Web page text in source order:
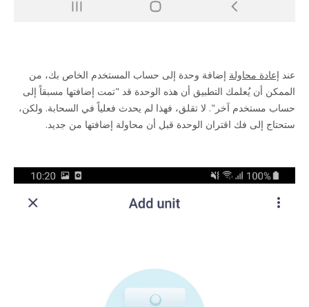
عند إعادة محاولة إضافة وحدة إلى حساب المستخدم الخاص بك، من
الممكن أن يُعلمك التطبيق أن هذه الوحدة قد "تمت إضافتها مسبقاً إلى
حساب مستخدم آخر". لا تقلق، فهذا لم يحدث فعلياً في السحابة. ولكن،
ستحتاج إلى فك اقتران الوحدة قبل أن محاولة إضافتها من جديد.